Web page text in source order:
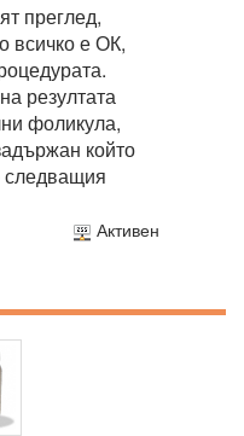
преглед,
всичко е ОК,
резултата
фоликула,
който
следващия
Активен